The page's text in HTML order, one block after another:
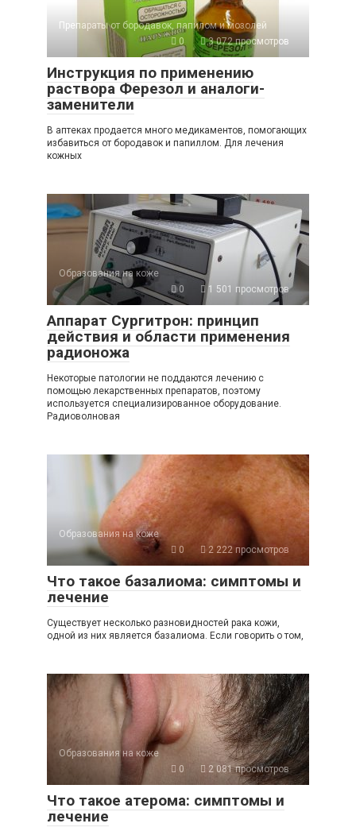
Препараты от бородавок, папилом и мозолей
0
3 072 просмотров
Инструкция по применению
раствора Ферезол и аналоги-
заменители
В аптеках продается много медикаментов, помогающих
избавиться от бородавок и папиллом. Для лечения
кожных
Образования на коже
0
1 501 просмотров
Аппарат Сургитрон: принцип
действия и области применения
радионожа
Некоторые патологии не поддаются лечению с
помощью лекарственных препаратов, поэтому
используется специализированное оборудование.
Радиоволновая
Образования на коже
0
2 222 просмотров
Что такое базалиома: симптомы и
лечение
Существует несколько разновидностей рака кожи,
одной из них является базалиома. Если говорить о том,
Образования на коже
0
2 081 просмотров
Что такое атерома: симптомы и
лечение